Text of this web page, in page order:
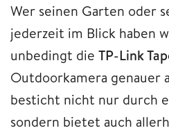
Wer seinen Garten oder
jederzeit im Blick haben
unbedingt die TP-Link
Outdoorkamera genauer
besticht nicht nur durch
sondern bietet auch